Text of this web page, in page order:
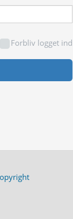
Forbliv logget ind